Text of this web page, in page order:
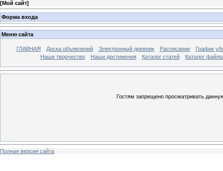
[Мой сайт]
Форма входа
Меню сайта
ГЛАВНАЯ Доска объявлений Электронный дневник Расписание
График
Наше творчество
Наши достижения Каталог статей Каталог
Гостям запрещено просматривать
Полная версия сайта